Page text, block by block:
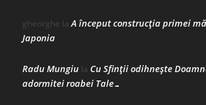
gheorghe laA început construcţia primei
Japonia
Radu Mungiu la Cu Sfinții odihnește
adormitei roabei Tale…